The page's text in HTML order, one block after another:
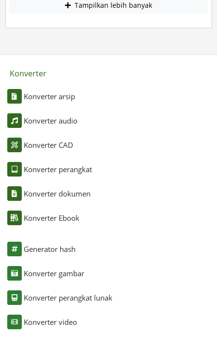
Tampilkan lebih banyak
Konverter
Konverter arsip
Konverter audio
Konverter CAD
Konverter perangkat
Konverter dokumen
Konverter Ebook
Generator hash
Konverter gambar
Konverter perangkat lunak
Konverter video